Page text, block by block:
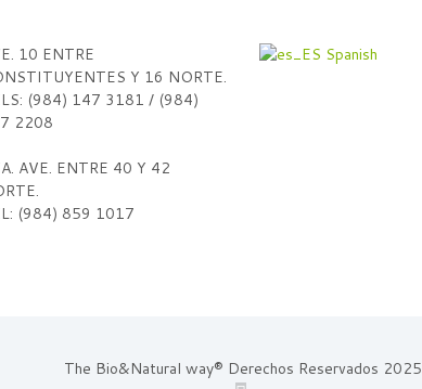
10 ENTRE
Y 16 NORTE.
(984) 147 3181 / (984)
2208
AVE. ENTRE 40 Y 42
(984) 859 1017
Spanish
The Bio&Natural way® Derechos Reservados 2025